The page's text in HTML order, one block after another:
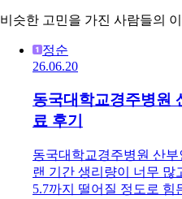
비슷한 고민을 가진 사람들의 이
정순
26.06.20
동국대학교경주병원
료 후기
동국대학교경주병원 산
랜 기간 생리량이 너무 많
5.7까지 떨어질 정도로 힘